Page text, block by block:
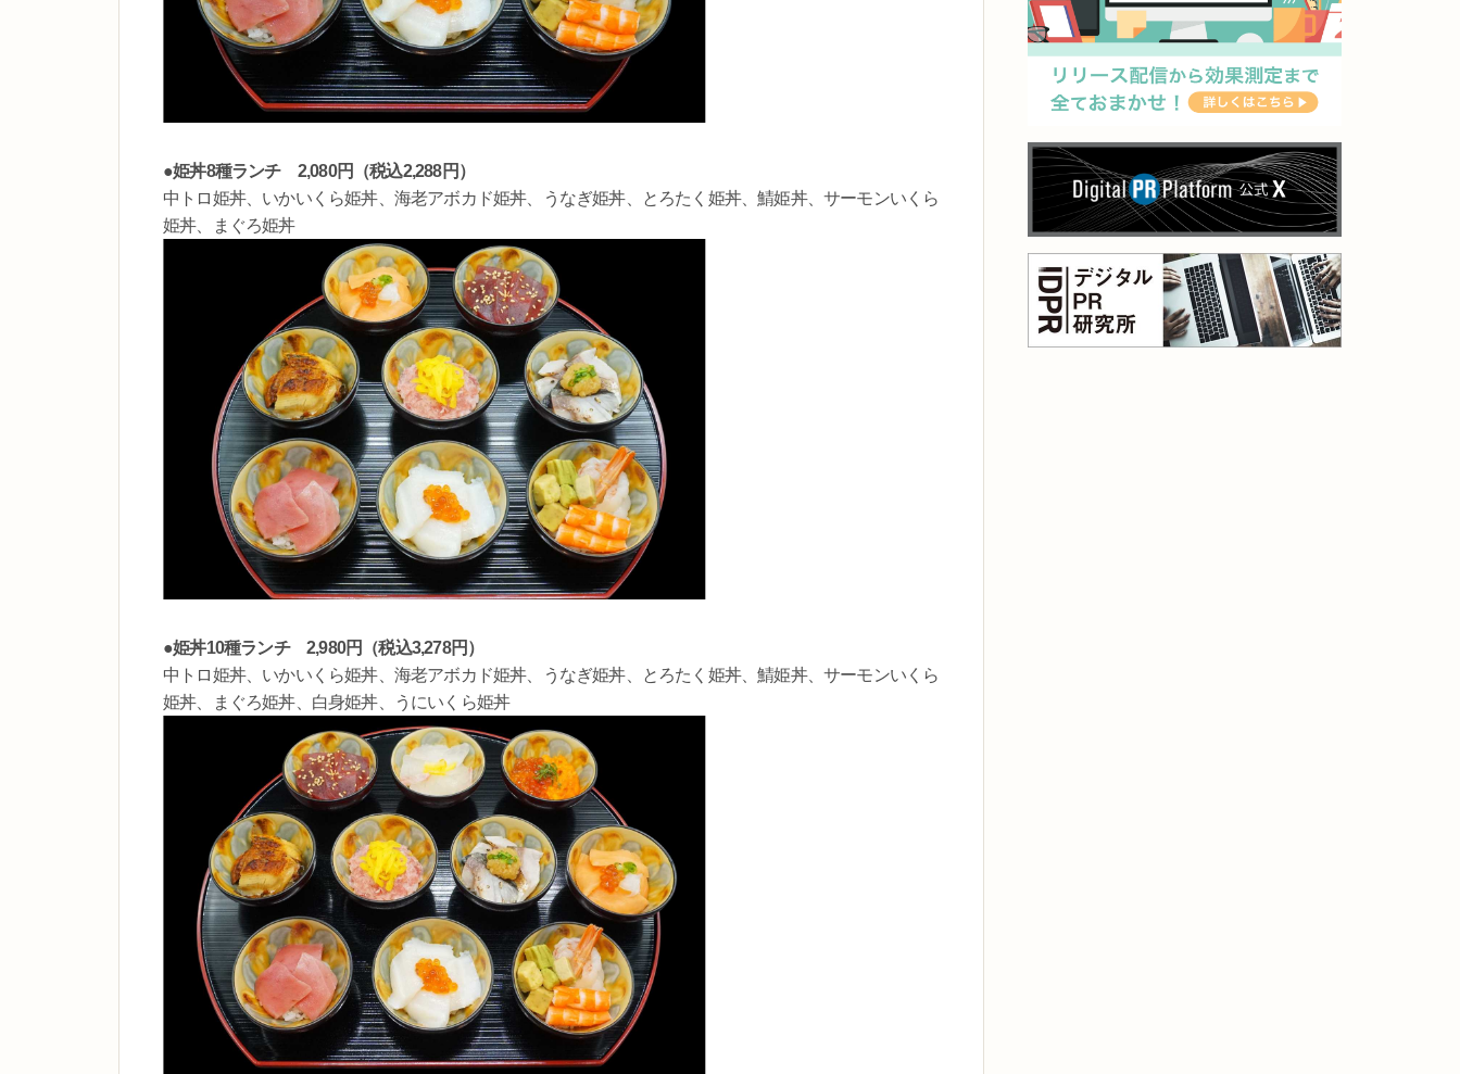
●姫丼8種ランチ 2,080円（税込2,288円）
中トロ姫丼、いかいくら姫丼、海老アボカド姫丼、うなぎ姫丼、とろたく姫丼、鯖姫丼、サーモンいくら
姫丼、まぐろ姫丼
●姫丼10種ランチ 2,980円（税込3,278円）
中トロ姫丼、いかいくら姫丼、海老アボカド姫丼、うなぎ姫丼、とろたく姫丼、鯖姫丼、サーモンいくら
姫丼、まぐろ姫丼、白身姫丼、うにいくら姫丼